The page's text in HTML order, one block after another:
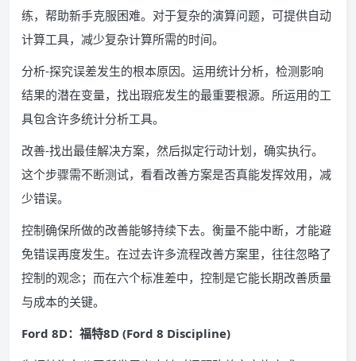
练，帮助新手克服困难。对于复杂的演算问题，可提供自动
计算工具，减少复杂计算所需的时间。
分析-探究误差发生的根本原因。运用统计分析，检测影响
结果的潜在变量，找出瑕疪发生的最重要根源。所运用的工
具包含许多统计分析工具。
改善-找出最佳解决方案，然后拟定行动计划，确实执行。
这个步骤需不断测试，看看改善方案是否真能发挥效用，减
少错误。
控制确保所做的改善能够持续下去。衡量不能中断，才能避
免错误再度发生。在过去许多流程改善方案里，往往忽略了
控制的观念；而在六个标准差中，控制是它能长期改善质量
与成本的关键。
Ford 8D：福特8D (Ford 8 Discipline)